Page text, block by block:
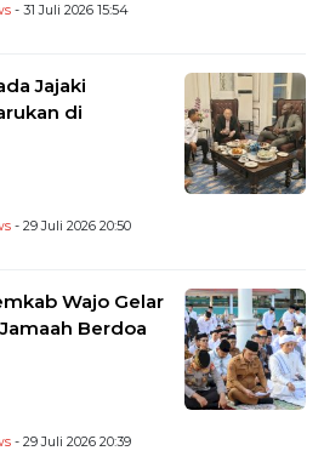
- 31 Juli 2026 15:54
Jajaki
di
- 29 Juli 2026 20:50
Wajo Gelar
Berdoa
- 29 Juli 2026 20:39